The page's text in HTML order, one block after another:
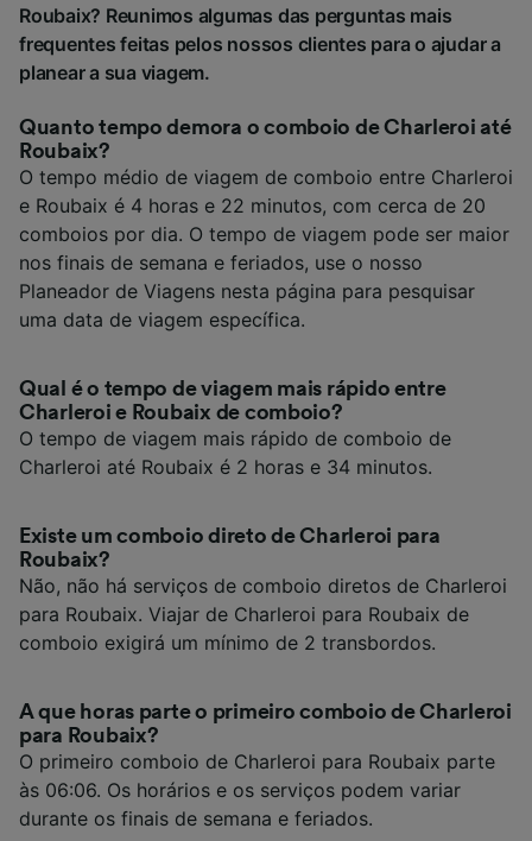
Roubaix? Reunimos algumas das perguntas mais
frequentes feitas pelos nossos clientes para o ajudar a
planear a sua viagem.
Quanto tempo demora o comboio de Charleroi até
Roubaix?
O tempo médio de viagem de comboio entre Charleroi
e Roubaix é 4 horas e 22 minutos, com cerca de 20
comboios por dia. O tempo de viagem pode ser maior
nos finais de semana e feriados, use o nosso
Planeador de Viagens nesta página para pesquisar
uma data de viagem específica.
Qual é o tempo de viagem mais rápido entre
Charleroi e Roubaix de comboio?
O tempo de viagem mais rápido de comboio de
Charleroi até Roubaix é 2 horas e 34 minutos.
Existe um comboio direto de Charleroi para
Roubaix?
Não, não há serviços de comboio diretos de Charleroi
para Roubaix. Viajar de Charleroi para Roubaix de
comboio exigirá um mínimo de 2 transbordos.
A que horas parte o primeiro comboio de Charleroi
para Roubaix?
O primeiro comboio de Charleroi para Roubaix parte
às 06:06. Os horários e os serviços podem variar
durante os finais de semana e feriados.